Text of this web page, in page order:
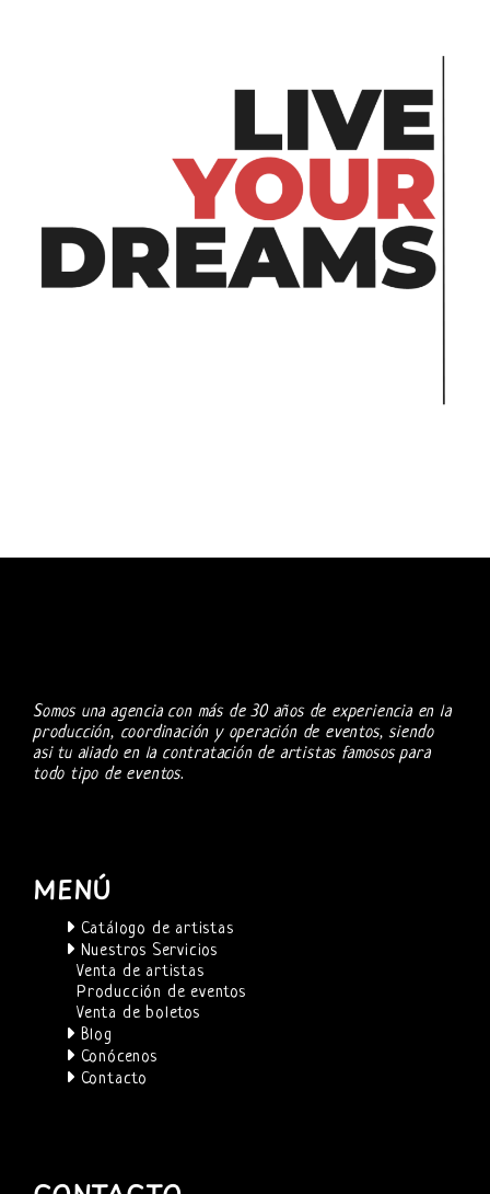
Somos una agencia con más de 30 años de experiencia en la
producción, coordinación y operación de eventos, siendo
asi tu aliado en la contratación de artistas famosos para
todo tipo de eventos.
MENÚ
Catálogo de artistas
Nuestros Servicios
Venta de artistas
Producción de eventos
Venta de boletos
Blog
Conócenos
Contacto